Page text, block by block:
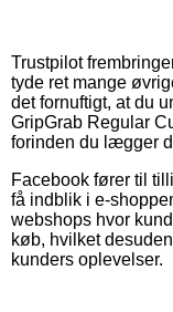
Trustpilot
tyde ret mange
det fornuftigt, at du
GripGrab Regular
forinden du lægger
Facebook fører til
få indblik i e-
webshops hvor
køb, hvilket
kunders oplevelser.